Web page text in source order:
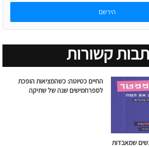
קשורות
שמאבדות
החיים כטיוטה: כשהמציאות הופכת
לספרחמישים שנה של שתיקה